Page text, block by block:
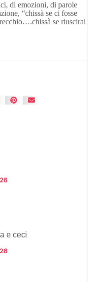
di emozioni, di parole
“chissà se ci fosse
se riuscirai
e ceci